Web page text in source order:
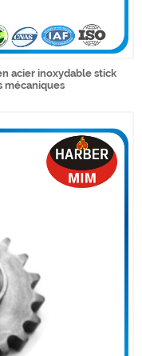
acier inoxydable stick
mécaniques